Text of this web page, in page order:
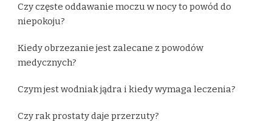
Czy częste oddawanie moczu w nocy to powód do
niepokoju?
Kiedy obrzezanie jest zalecane z powodów
medycznych?
Czym jest wodniak jądra i kiedy wymaga leczenia?
Czy rak prostaty daje przerzuty?